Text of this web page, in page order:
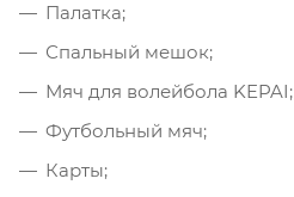
Палатка;
Спальный мешок;
Мяч для волейбола KEPAI;
Футбольный мяч;
Карты;